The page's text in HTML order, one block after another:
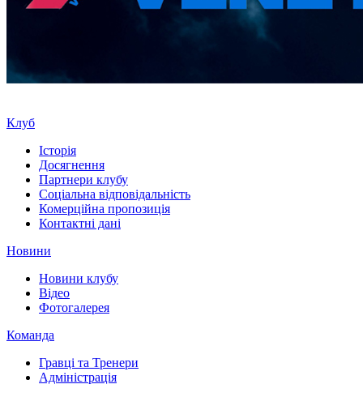
Клуб
Історія
Досягнення
Партнери клубу
Соціальна відповідальність
Комерційна пропозиція
Контактні дані
Новини
Новини клубу
Відео
Фотогалерея
Команда
Гравці та Тренери
Адміністрація